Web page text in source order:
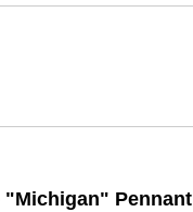
"Michigan" Pennant